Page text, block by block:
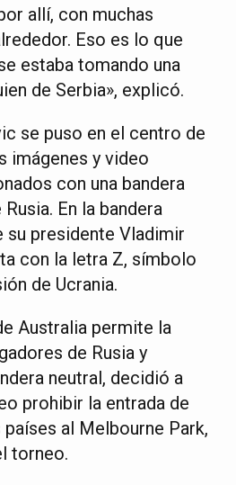
allí, con muchas
Eso es lo que
estaba tomando una
de Serbia», explicó.
se puso en el centro de
imágenes y video
con una bandera
En la bandera
su presidente Vladimir
con la letra Z, símbolo
de Ucrania.
Australia permite la
de Rusia y
neutral, decidió a
prohibir la entrada de
al Melbourne Park,
torneo.